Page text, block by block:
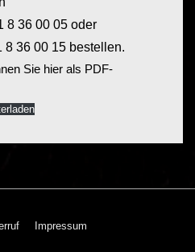
8 36 00 05 oder
8 36 00 15 bestellen.
Sie hier als PDF-
Impressum